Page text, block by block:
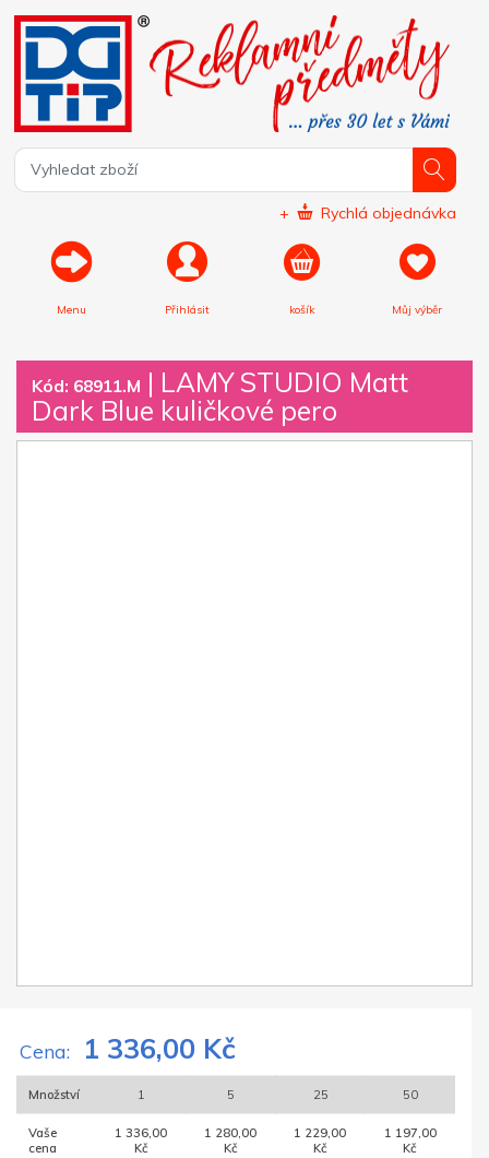
+ Rychlá objednávka
Menu Přihlásit košík Můj výběr
Kód: 68911.M | LAMY STUDIO Matt
Dark Blue kuličkové pero
Cena: 1 336,00 Kč
Množství 1 5 25 50
Vaše
cena
1 336,00
Kč
1 280,00
Kč
1 229,00
Kč
1 197,00
Kč